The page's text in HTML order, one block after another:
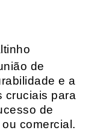
de
e a
cruciais para
de
comercial.